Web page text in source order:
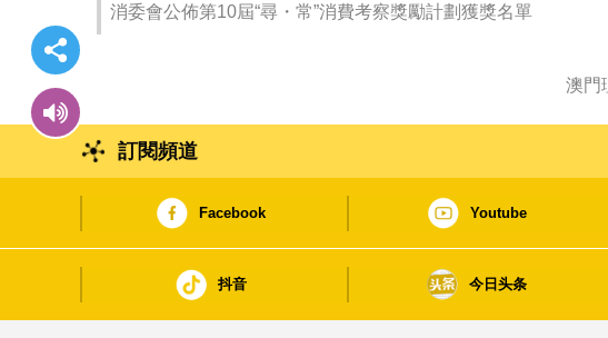
消委會公佈第10屆“尋・常”消費考察獎勵計劃獲獎名單
澳門
訂閱頻道
Facebook Youtube
抖音 今日头条